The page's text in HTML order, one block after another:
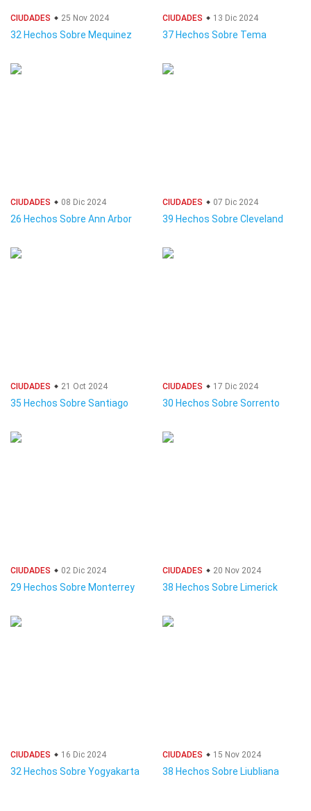
CIUDADES 25 Nov 2024
32 Hechos Sobre Mequinez
CIUDADES 13 Dic 2024
37 Hechos Sobre Tema
CIUDADES 08 Dic 2024
26 Hechos Sobre Ann Arbor
CIUDADES 07 Dic 2024
39 Hechos Sobre Cleveland
CIUDADES 21 Oct 2024
35 Hechos Sobre Santiago
CIUDADES 17 Dic 2024
30 Hechos Sobre Sorrento
CIUDADES 02 Dic 2024
29 Hechos Sobre Monterrey
CIUDADES 20 Nov 2024
38 Hechos Sobre Limerick
CIUDADES 16 Dic 2024
32 Hechos Sobre Yogyakarta
CIUDADES 15 Nov 2024
38 Hechos Sobre Liubliana